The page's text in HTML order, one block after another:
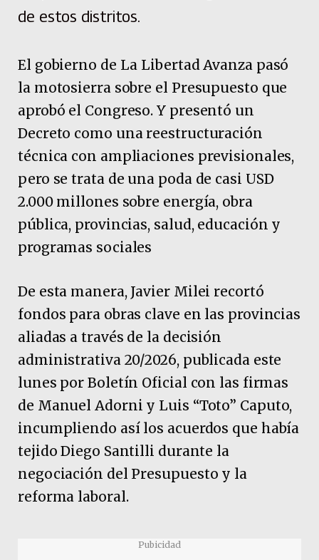
de estos distritos.
El gobierno de La Libertad Avanza pasó
la motosierra sobre el Presupuesto que
aprobó el Congreso. Y presentó un
Decreto como una reestructuración
técnica con ampliaciones previsionales,
pero se trata de una poda de casi USD
2.000 millones sobre energía, obra
pública, provincias, salud, educación y
programas sociales
De esta manera, Javier Milei recortó
fondos para obras clave en las provincias
aliadas a través de la decisión
administrativa 20/2026, publicada este
lunes por Boletín Oficial con las firmas
de Manuel Adorni y Luis “Toto” Caputo,
incumpliendo así los acuerdos que había
tejido Diego Santilli durante la
negociación del Presupuesto y la
reforma laboral.
Pubicidad